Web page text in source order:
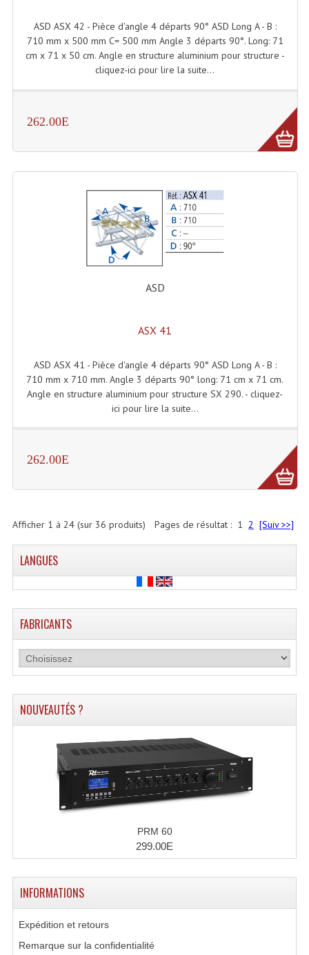
ASD ASX 42 - Pièce d'angle 4 départs 90° ASD Long A - B :
710 mm x 500 mm C= 500 mm Angle 3 départs 90°. Long: 71
cm x 71 x 50 cm. Angle en structure aluminium pour structure -
cliquez-ici pour lire la suite...
262.00E
ASD
ASX 41
ASD ASX 41 - Pièce d'angle 4 départs 90° ASD Long A - B :
710 mm x 710 mm. Angle 3 départs 90° long: 71 cm x 71 cm.
Angle en structure aluminium pour structure SX 290. - cliquez-
ici pour lire la suite...
262.00E
Pages de résultat : 1 2 [Suiv >>]
Afficher 1 à 24(sur 36 produits)
LANGUES
FABRICANTS
NOUVEAUTÉS ?
PRM 60
299.00E
INFORMATIONS
Expédition et retours
Remarque sur la confidentialité